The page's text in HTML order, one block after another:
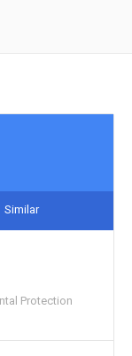
Similar
Protection